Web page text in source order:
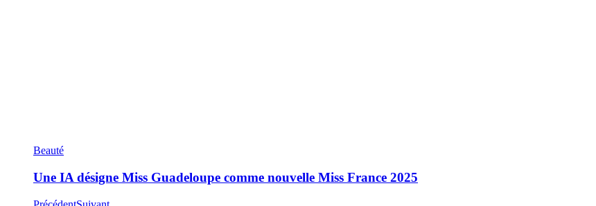
Beauté
Une IA désigne Miss Guadeloupe comme nouvelle Miss France 2025